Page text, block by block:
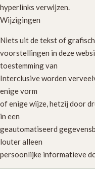
hyperlinks verwijzen.
Wijzigingen
Niets uit de tekst of
voorstellingen in deze
toestemming van
Interclusive worden
enige vorm
of enige wijze, hetzij door
in een
geautomatiseerd
louter alleen
persoonlijke informatieve